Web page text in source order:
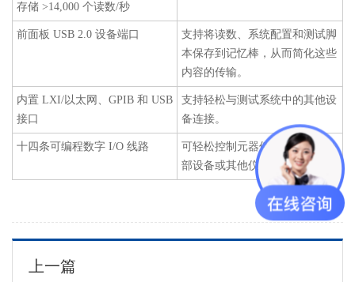
存储 >14,000 个读数/秒
前面板 USB 2.0 设备端口
支持将读数、系统配置和测试脚
本保存到记忆棒，从而简化这些
内容的传输。
内置 LXI/以太网、GPIB 和 USB
接口
支持轻松与测试系统中的其他设
备连接。
十四条可编程数字 I/O 线路
可轻松控制元器件处理程序等外
部设备或其他仪器。
上一篇